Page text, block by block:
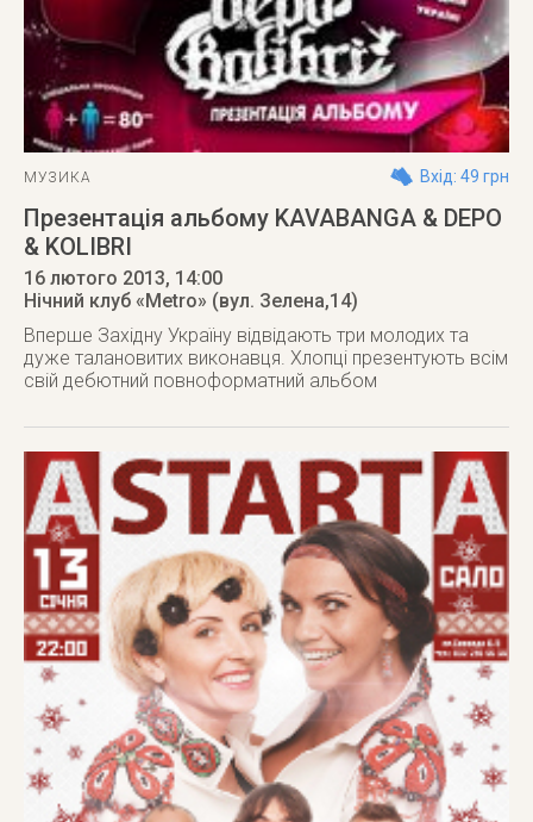
МУЗИКА Вхід: 49 грн
Презентація альбому KAVABANGA & DEPO
& KOLIBRI
16 лютого 2013, 14:00
Нічний клуб «Metro» (вул. Зелена,14)
Вперше Західну Україну відвідають три молодих та
дуже талановитих виконавця. Хлопці презентують всім
свій дебютний повноформатний альбом